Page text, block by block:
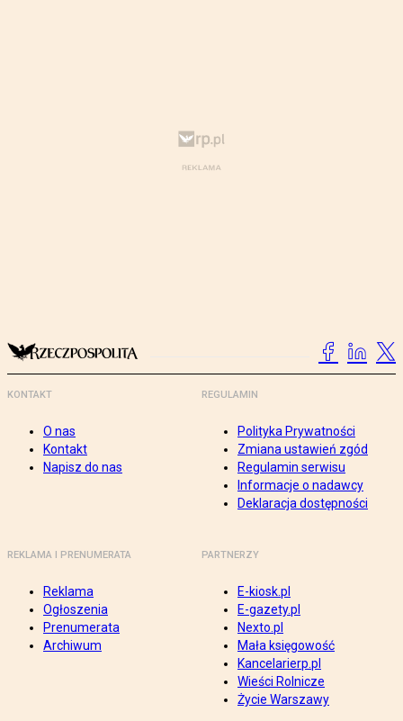
KONTAKT
O nas
Kontakt
Napisz do nas
REGULAMIN
Polityka Prywatności
Zmiana ustawień zgód
Regulamin serwisu
Informacje o nadawcy
Deklaracja dostępności
REKLAMA I PRENUMERATA
Reklama
Ogłoszenia
Prenumerata
Archiwum
PARTNERZY
E-kiosk.pl
E-gazety.pl
Nexto.pl
Mała księgowość
Kancelarierp.pl
Wieści Rolnicze
Życie Warszawy